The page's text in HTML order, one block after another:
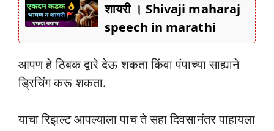
शायरी । Shivaji maharaj
speech in marathi
आपण हे ठिबक द्वारे देऊ शकता किंवा पंपाच्या साह्याने
ड्रिचिंग करू शकता.
याचा रिझल्ट आपल्याला पाच ते सहा दिवसानंतर पाहायला